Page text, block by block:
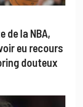
de la NBA,
eu recours
douteux